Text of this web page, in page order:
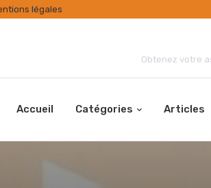
légales
Obtenez votre
Accueil Catégories Articles